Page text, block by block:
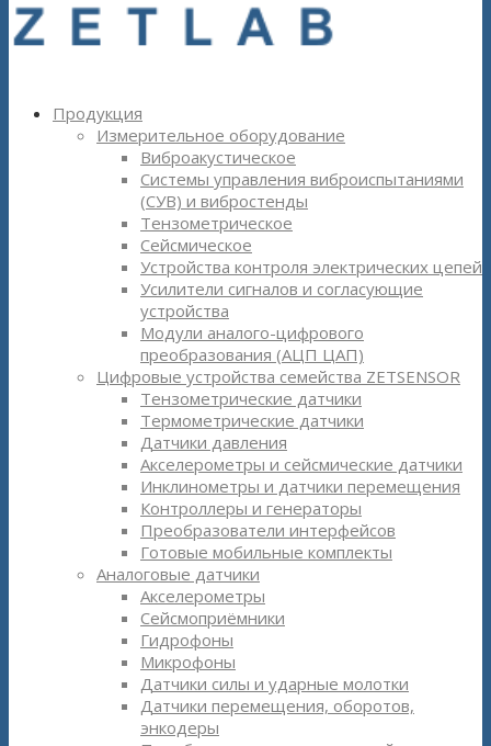
Продукция
Измерительное оборудование
Виброакустическое
Системы управления виброиспытаниями
(СУВ) и вибростенды
Тензометрическое
Сейсмическое
Устройства контроля электрических цепей
Усилители сигналов и согласующие
устройства
Модули аналого-цифрового
преобразования (АЦП ЦАП)
Цифровые устройства семейства ZETSENSOR
Тензометрические датчики
Термометрические датчики
Датчики давления
Акселерометры и сейсмические датчики
Инклинометры и датчики перемещения
Контроллеры и генераторы
Преобразователи интерфейсов
Готовые мобильные комплекты
Аналоговые датчики
Акселерометры
Сейсмоприёмники
Гидрофоны
Микрофоны
Датчики силы и ударные молотки
Датчики перемещения, оборотов,
энкодеры